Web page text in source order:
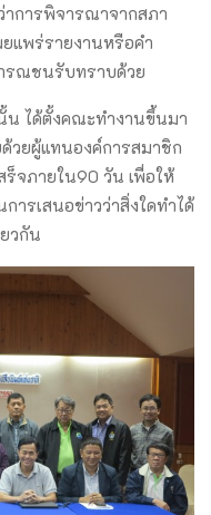
การพิจารณาจากสภา
แพร่รายงานหรือคำ
รณชนรับทราบด้วย
ได้ตั้งคณะทำงานขึ้นมา
วยผู้แทนองค์การสมาชิก
จภายใน90 วัน เพื่อให้
ารเสนอข่าวว่าสิ่งใดทำได้
วกัน